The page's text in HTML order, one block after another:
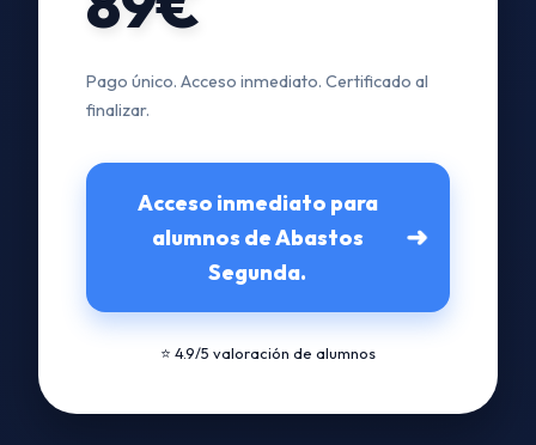
Pago único. Acceso inmediato. Certificado al
finalizar.
Acceso inmediato para
alumnos de Abastos
Segunda.
➜
⭐ 4.9/5 valoración de alumnos